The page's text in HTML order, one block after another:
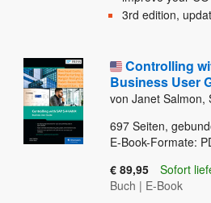
3rd edition,
Controlling
Business User
von Janet Salmon,
697 Seiten,
E-Book-Formate:
€ 89,95
Sofort
Buch | E-Book